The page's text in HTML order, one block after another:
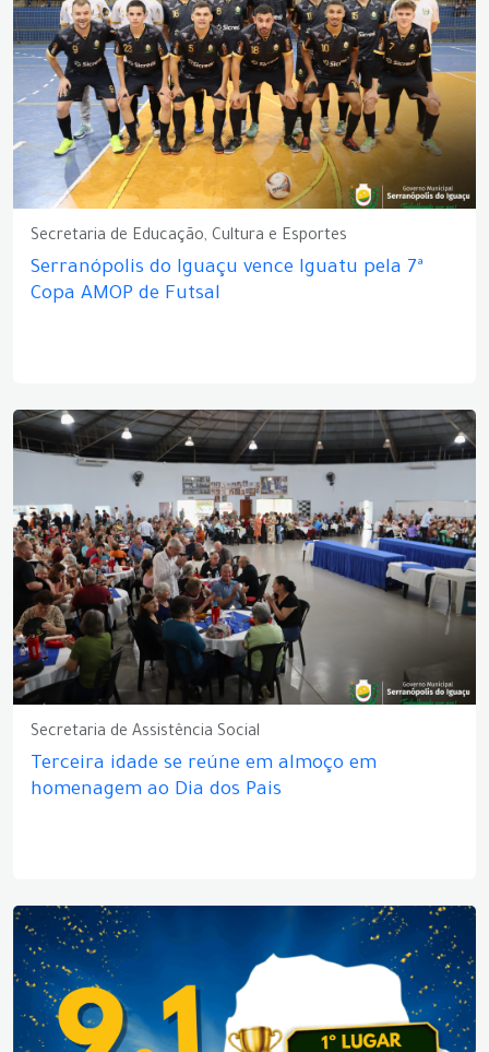
Secretaria de Educação, Cultura e Esportes
Serranópolis do Iguaçu vence Iguatu pela 7ª
Copa AMOP de Futsal
Secretaria de Assistência Social
Terceira idade se reúne em almoço em
homenagem ao Dia dos Pais